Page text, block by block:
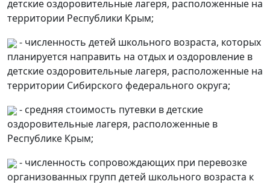
детские оздоровительные лагеря, расположенные на
территории Республики Крым;
- численность детей школьного возраста, которых
планируется направить на отдых и оздоровление в
детские оздоровительные лагеря, расположенные на
территории Сибирского федерального округа;
- средняя стоимость путевки в детские
оздоровительные лагеря, расположенные в
Республике Крым;
- численность сопровождающих при перевозке
организованных групп детей школьного возраста к